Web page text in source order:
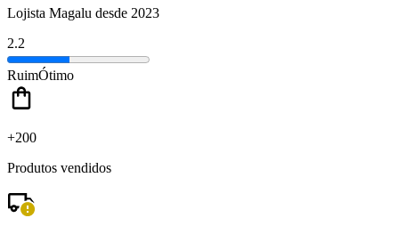
Lojista Magalu desde 2023
2.2
RuimÓtimo
+200
Produtos vendidos